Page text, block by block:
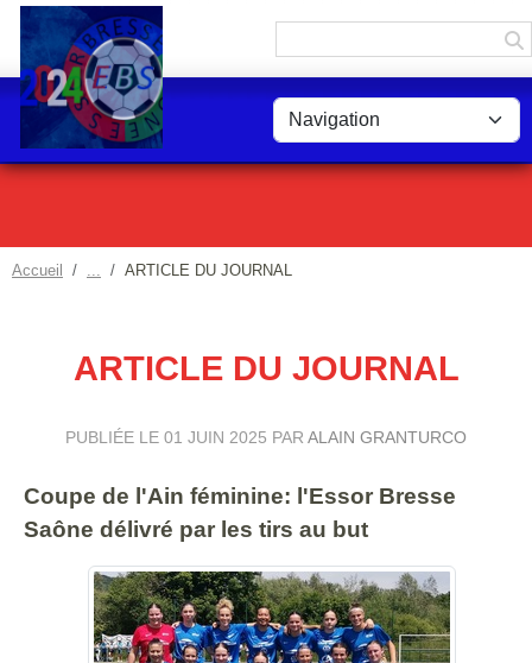
Accueil ARTICLE DU JOURNAL
ARTICLE DU JOURNAL
PUBLIÉE LE 01 JUIN 2025 PAR ALAIN GRANTURCO
Coupe de l'Ain féminine: l'Essor Bresse
Saône délivré par les tirs au but
Panneau de gestion des cookies